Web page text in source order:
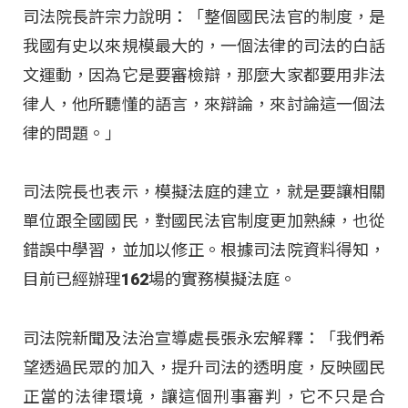
司法院長許宗力說明：「整個國民法官的制度，是
我國有史以來規模最大的，一個法律的司法的白話
文運動，因為它是要審檢辯，那麼大家都要用非法
律人，他所聽懂的語言，來辯論，來討論這一個法
律的問題。」
司法院長也表示，模擬法庭的建立，就是要讓相關
單位跟全國國民，對國民法官制度更加熟練，也從
錯誤中學習，並加以修正。根據司法院資料得知，
目前已經辦理162場的實務模擬法庭。
司法院新聞及法治宣導處長張永宏解釋：「我們希
望透過民眾的加入，提升司法的透明度，反映國民
正當的法律環境，讓這個刑事審判，它不只是合